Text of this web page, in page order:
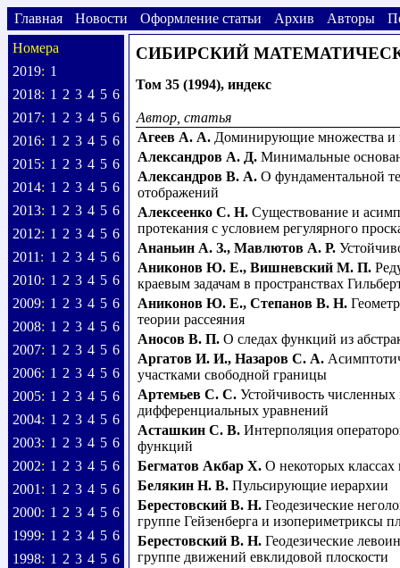
Главная Новости Оформление статьи Архив Авторы
Номера
2019: 1
2018: 1 2 3 4 5 6
2017: 1 2 3 4 5 6
2016: 1 2 3 4 5 6
2015: 1 2 3 4 5 6
2014: 1 2 3 4 5 6
2013: 1 2 3 4 5 6
2012: 1 2 3 4 5 6
2011 : 1 2 3 4 5 6
2010: 1 2 3 4 5 6
2009: 1 2 3 4 5 6
2008: 1 2 3 4 5 6
2007: 1 2 3 4 5 6
2006: 1 2 3 4 5 6
2005: 1 2 3 4 5 6
2004: 1 2 3 4 5 6
2003: 1 2 3 4 5 6
2002: 1 2 3 4 5 6
2001 : 1 2 3 4 5 6
2000: 1 2 3 4 5 6
1999: 1 2 3 4 5 6
1998: 1 2 3 4 5 6
СИБИРСКИЙ
Том 35 (1994), индекс
Автор, статья
Агеев А. А. Доминирующие множества и
Александров А. Д. Минимальные
Александров В. А. О фундаментальной
отображений
Алексеенко С. Н. Существование и
протекания с условием регулярного
Ананьин А. З., Мавлютов А. Р.
Аниконов Ю. Е., Вишневский М. П.
краевым задачам в пространствах
Аниконов Ю. Е., Степанов В. Н.
теории рассеяния
Аносов В. П. О следах функций из
Аргатов И. И., Назаров С. А.
участками свободной границы
Артемьев С. С. Устойчивость численных
дифференциальных уравнений
Асташкин С. В. Интерполяция
функций
Бегматов Акбар Х. О некоторых
Белякин Н. В. Пульсирующие иерархии
Берестовский В. Н. Геодезические
группе Гейзенберга и изопериметриксы
Берестовский В. Н. Геодезические
группе движений евклидовой плоскости